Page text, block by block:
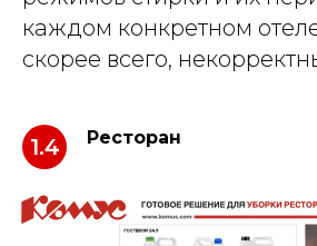
каждом конкретном
скорее всего,
1.4 Ресторан